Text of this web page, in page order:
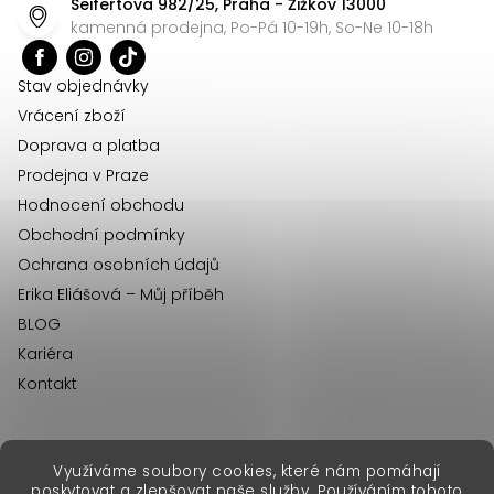
Využíváme soubory cookies, které nám pomáhají
kamenná prodejna, Po-Pá 10-19h, So-Ne 10-18h
Stav objednávky
Vrácení zboží
Doprava a platba
Prodejna v Praze
Hodnocení obchodu
Obchodní podmínky
Ochrana osobních údajů
Erika Eliášová – Můj příběh
BLOG
Kariéra
Kontakt
erikafashion.sk